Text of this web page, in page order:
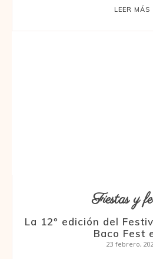
LEER MÁS
Fiestas y
La 12º edición del
Baco Fest
23 febrero,